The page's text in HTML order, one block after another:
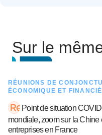
Sur le
RÉUNIONS DE
ÉCONOMIQUE ET
Point de situation
mondiale, zoom sur la Chine
entreprises en France